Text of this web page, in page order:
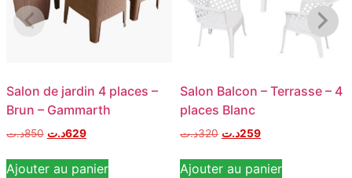
Salon de jardin 4 places –
Brun – Gammarth
850د.ت 629د.ت
Ajouter au panier
Salon Balcon – Terrasse – 4
places Blanc
320د.ت 259د.ت
Ajouter au panier